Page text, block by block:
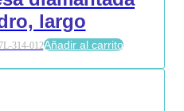
largo
314-012Añadir al carrito